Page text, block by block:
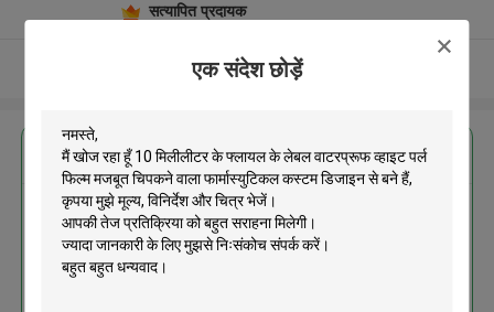
एक संदेश छोड़ें
सत्यापित प्रदायक
और देखो
सबसे उत्तम प्रतिदान प्राप्त करें
10 मिलीलीटर के फ्लायल के लेबल
वाटरप्रूफ व्हाइट पर्ल फिल्म मजबूत चिपकने